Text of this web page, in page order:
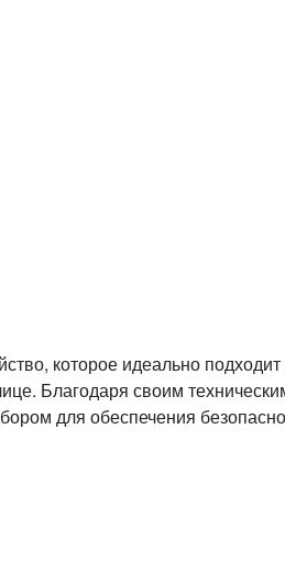
которое идеально подходит
Благодаря своим
для обеспечения